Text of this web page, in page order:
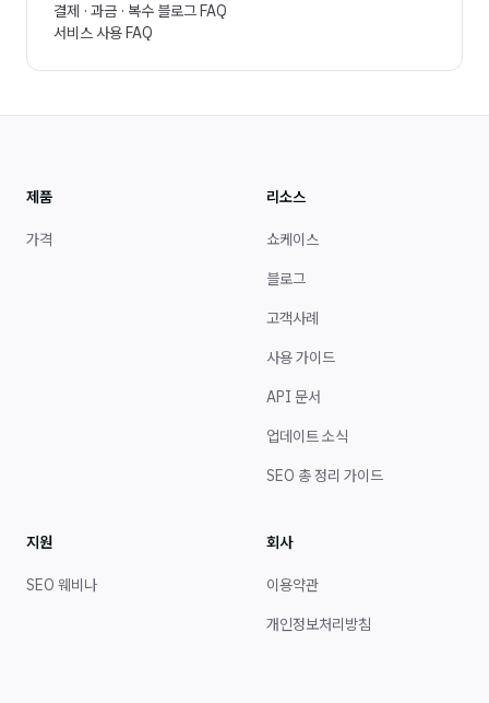
결제 · 과금 · 복수 블로그 FAQ
서비스 사용 FAQ
제품
가격
리소스
쇼케이스
블로그
고객사례
사용 가이드
API 문서
업데이트 소식
SEO 총 정리 가이드
지원
SEO 웨비나
회사
이용약관
개인정보처리방침